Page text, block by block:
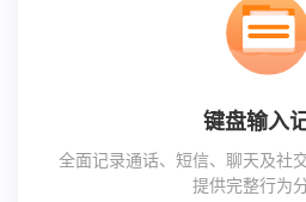
键盘输入
全面记录通话、短信、聊天及社
提供完整行为分